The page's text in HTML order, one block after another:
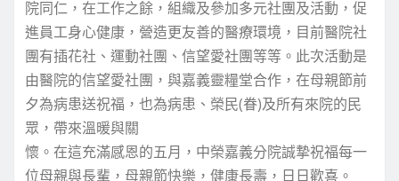
院同仁，在工作之餘，組織及參加多元社團及活動，促
進員工身心健康，營造更友善的醫療環境，目前醫院社
團有插花社、運動社團、信望愛社團等等。此次活動是
由醫院的信望愛社團，與嘉義靈糧堂合作，在母親節前
夕為病患送祝福，也為病患、榮民(眷)及所有來院的民
眾，帶來溫暖與關
懷。在這充滿感恩的五月，中榮嘉義分院誠摯祝福每一
位母親與長輩，母親節快樂，健康長壽，日日歡喜。